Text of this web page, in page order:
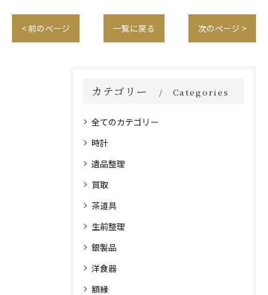
< 前のページ 一覧に戻る 次のページ >
カテゴリー Categories
全てのカテゴリー
時計
遺品整理
買取
茶道具
生前整理
銀製品
洋食器
額縁